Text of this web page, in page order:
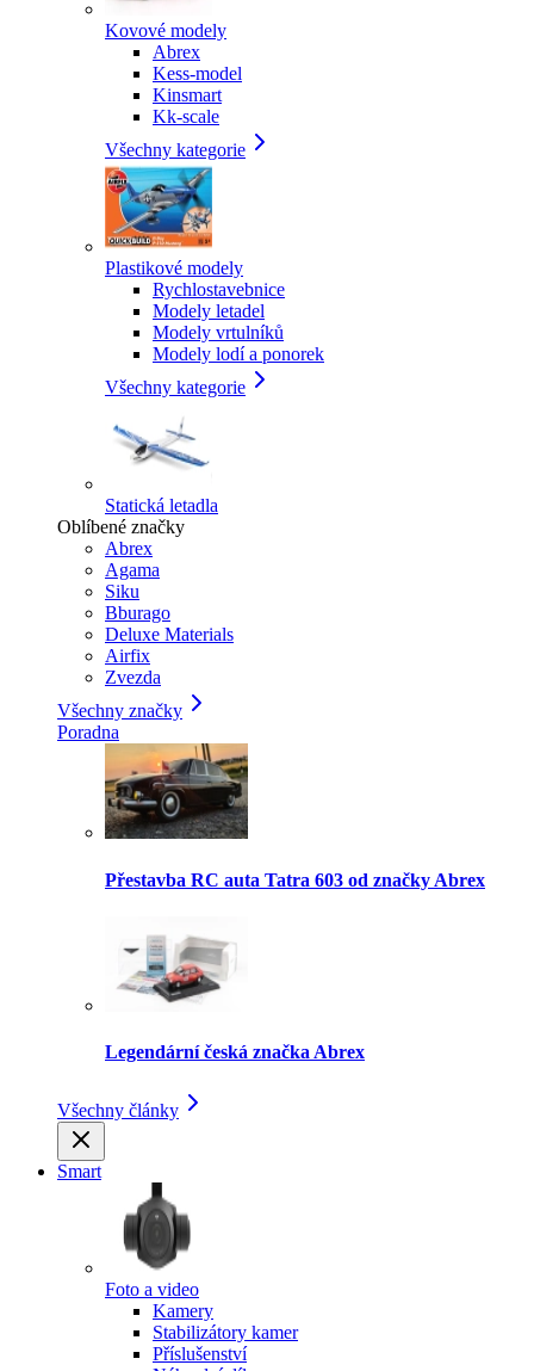
Kovové modely
Abrex
Kess-model
Kinsmart
Kk-scale
Všechny kategorie
Plastikové modely
Rychlostavebnice
Modely letadel
Modely vrtulníků
Modely lodí a ponorek
Všechny kategorie
Statická letadla
Oblíbené značky
Abrex
Agama
Siku
Bburago
Deluxe Materials
Airfix
Zvezda
Všechny značky
Poradna
Přestavba RC auta Tatra 603 od značky Abrex
Legendární česká značka Abrex
Všechny články
Smart
Foto a video
Kamery
Stabilizátory kamer
Příslušenství